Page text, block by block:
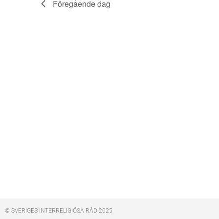
Föregående dag
© SVERIGES INTERRELIGIÖSA RÅD 2025